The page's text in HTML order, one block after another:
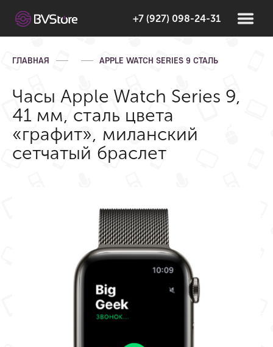
+7 (927) 098-24-31
ГЛАВНАЯ APPLE WATCH SERIES 9 СТАЛЬ
Часы Apple Watch Series 9,
41 мм, сталь цвета
«графит», миланский
сетчатый браслет